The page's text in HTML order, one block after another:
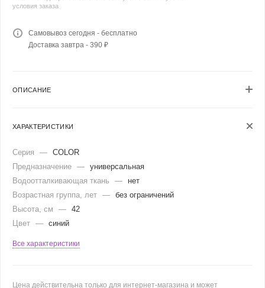
условия заказа
Самовывоз сегодня - бесплатно
Доставка завтра - 390 ₽
ОПИСАНИЕ
ХАРАКТЕРИСТИКИ
Серия — COLOR
Предназначение — универсальная
Водоотталкивающая ткань
—
нет
Возрастная группа, лет — без ограничений
Высота, см
— 42
Цвет — синий
Все характеристики
Цена действительна только для интернет-магазина и может